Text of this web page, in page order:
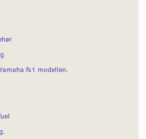
fs1 modellen.